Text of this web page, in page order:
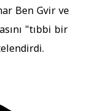
Ben Gvir ve
"tıbbi bir